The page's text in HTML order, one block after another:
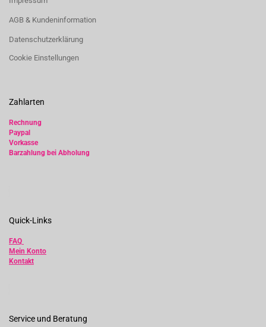
AGB & Kundeninformation
Datenschutzerklärung
Cookie Einstellungen
Zahlarten
Rechnung
Paypal
Vorkasse
Barzahlung bei Abholung
Quick-Links
FAQ
Mein Konto
Kontakt
Service und Beratung